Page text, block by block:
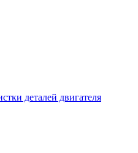
деталей двигателя